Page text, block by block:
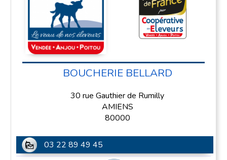
BOUCHERIE BELLARD
30 rue Gauthier de Rumilly
AMIENS
80000
03 22 89 49 45